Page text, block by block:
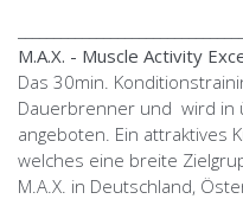
M.A.X. - Muscle Activity
Das 30min.
Dauerbrenner und wird in
angeboten. Ein attraktives
welches eine breite
M.A.X. in Deutschland,